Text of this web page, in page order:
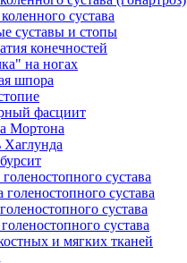
сустава
суставы и стопы
конечностей
на ногах
шпора
фасциит
Мортона
Хаглунда
сустава
голеностопного сустава
сустава
сустава
и мягких тканей